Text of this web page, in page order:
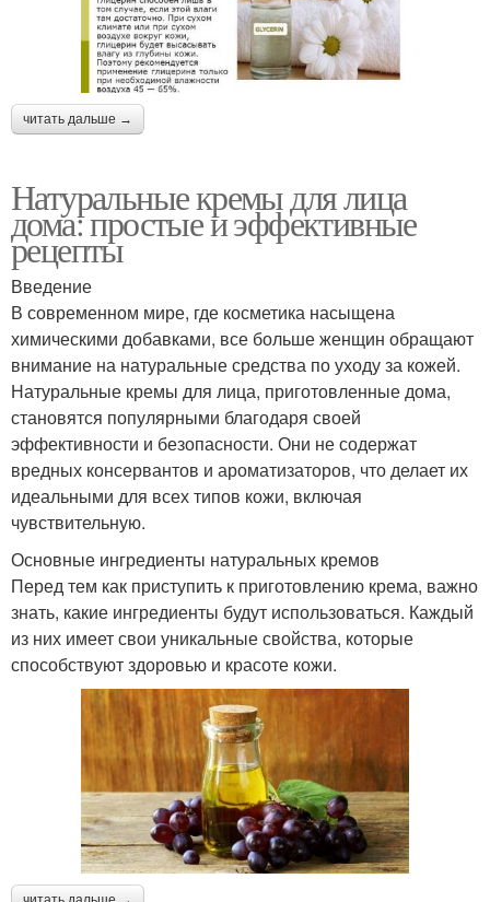
читать дальше →
Натуральные кремы для лица
дома: простые и эффективные
рецепты
Введение
В современном мире, где косметика насыщена
химическими добавками, все больше женщин обращают
внимание на натуральные средства по уходу за кожей.
Натуральные кремы для лица, приготовленные дома,
становятся популярными благодаря своей
эффективности и безопасности. Они не содержат
вредных консервантов и ароматизаторов, что делает их
идеальными для всех типов кожи, включая
чувствительную.
Основные ингредиенты натуральных кремов
Перед тем как приступить к приготовлению крема, важно
знать, какие ингредиенты будут использоваться. Каждый
из них имеет свои уникальные свойства, которые
способствуют здоровью и красоте кожи.